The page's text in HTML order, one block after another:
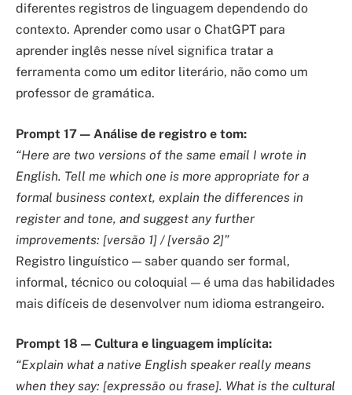
diferentes registros de linguagem dependendo do
contexto. Aprender como usar o ChatGPT para
aprender inglês nesse nível significa tratar a
ferramenta como um editor literário, não como um
professor de gramática.
Prompt 17 — Análise de registro e tom:
“Here are two versions of the same email I wrote in
English. Tell me which one is more appropriate for a
formal business context, explain the differences in
register and tone, and suggest any further
improvements: [versão 1] / [versão 2]”
Registro linguístico — saber quando ser formal,
informal, técnico ou coloquial — é uma das habilidades
mais difíceis de desenvolver num idioma estrangeiro.
Prompt 18 — Cultura e linguagem implícita:
“Explain what a native English speaker really means
when they say: [expressão ou frase]. What is the cultural